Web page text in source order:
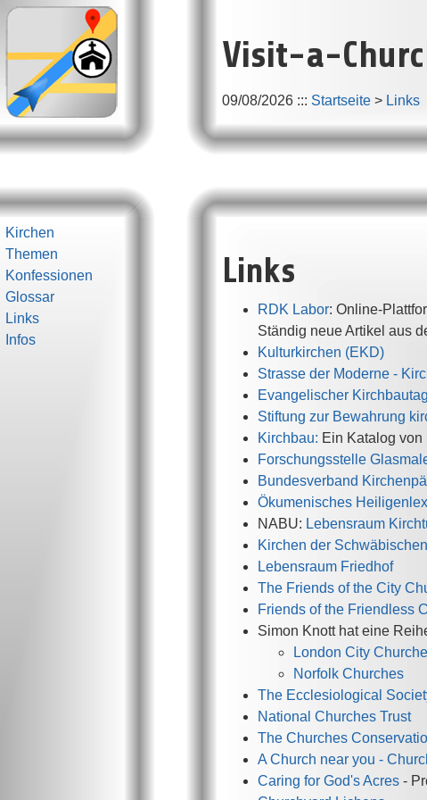
Visit-a-
09/08/2026 ::: Startseite > Links
Kirchen
Themen
Konfessionen
Glossar
Links
Infos
Links
RDK Labor: Online-
Ständig neue Artikel aus
Kulturkirchen (EKD)
Strasse der Moderne -
Evangelischer
Stiftung zur Bewahrung
Kirchbau: Ein Katalog
Forschungsstelle
Bundesverband
Ökumenisches
NABU: Lebensraum
Kirchen der
Lebensraum Friedhof
The Friends of the City
Friends of the Friendless
Simon Knott hat eine
London City
Norfolk Churches
The Ecclesiological
National Churches Trust
The Churches
A Church near you -
Caring for God's Acres -